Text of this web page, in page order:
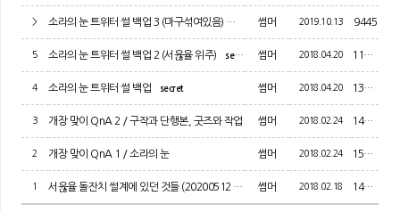
> 소라의 눈 트위터 썰 백업 3 (마구섞여있음) secret 썸머 2019.10.13 9445
5 소라의 눈 트위터 썰 백업 2 (서윦율 위주) secret 썸머 2018.04.20 11761
4 소라의 눈 트위터 썰 백업 secret 썸머 2018.04.20 13985
3 개장 맞이 QnA 2 / 구작과 단행본, 굿즈와 작업 썸머 2018.02.24 14877
2 개장 맞이 QnA 1 / 소라의 눈 썸머 2018.02.24 15312
1 서윦율 돌잔치 썰계에 있던 것들 (20200512 추가) secret
썸머 2018.02.18 14632